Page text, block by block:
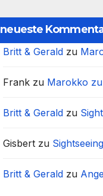
neueste
Britt & Gerald zu
Frank zu Marokko
Britt & Gerald zu
Gisbert zu
Britt & Gerald zu